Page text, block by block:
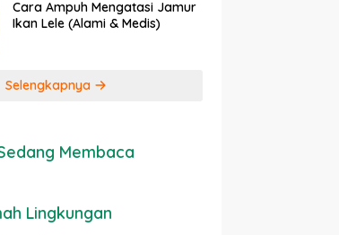
Cara Ampuh Mengatasi Jamur
Ikan Lele (Alami & Medis)
Selengkapnya
Membaca
Lingkungan